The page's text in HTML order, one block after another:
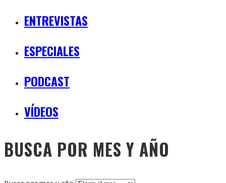
ENTREVISTAS
ESPECIALES
PODCAST
VÍDEOS
BUSCA POR MES Y AÑO